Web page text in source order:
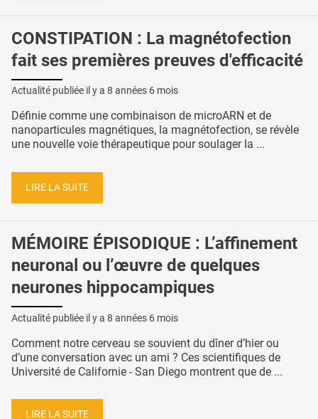
CONSTIPATION : La magnétofection
fait ses premières preuves d'efficacité
Actualité publiée il y a 8 années 6 mois
Définie comme une combinaison de microARN et de
nanoparticules magnétiques, la magnétofection, se révèle
une nouvelle voie thérapeutique pour soulager la ...
LIRE LA SUITE
MÉMOIRE ÉPISODIQUE : L’affinement
neuronal ou l’œuvre de quelques
neurones hippocampiques
Actualité publiée il y a 8 années 6 mois
Comment notre cerveau se souvient du dîner d’hier ou
d’une conversation avec un ami ? Ces scientifiques de
Université de Californie - San Diego montrent que de ...
LIRE LA SUITE